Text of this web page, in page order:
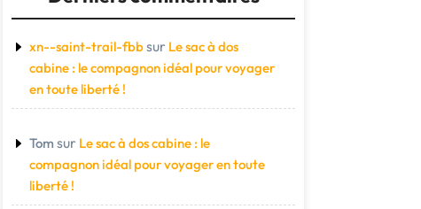
xn--saint-trail-fbbsur Le sac à dos
cabine : le compagnon idéal pour voyager
en toute liberté !
Tom sur Le sac à dos cabine : le
compagnon idéal pour voyager en toute
liberté !